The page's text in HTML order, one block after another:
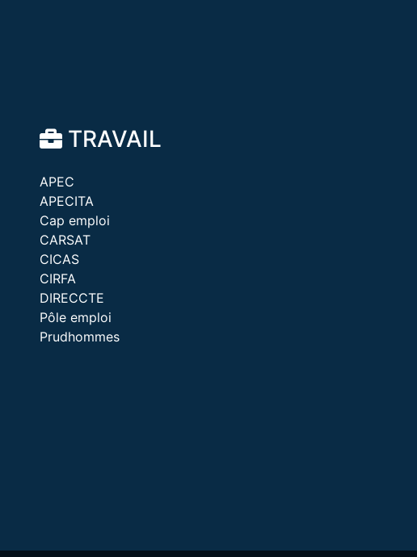
TRAVAIL
APEC
APECITA
Cap emploi
CARSAT
CICAS
CIRFA
DIRECCTE
Pôle emploi
Prudhommes